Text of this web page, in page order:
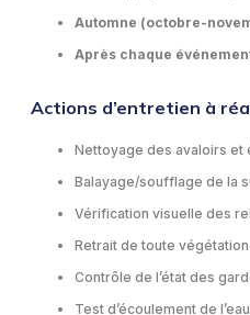
Automne (octobre-
Après chaque
Actions d’entretien à
Nettoyage des avaloirs et
Balayage/soufflage de la
Vérification visuelle des
Retrait de toute
Contrôle de l’état des
Test d’écoulement de